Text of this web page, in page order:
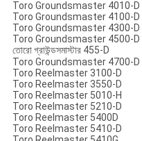
Toro Groundsmaster 4010-D
Toro Groundsmaster 4100-D
Toro Groundsmaster 4300-D
Toro Groundsmaster 4500-D
তোরো গ্রাউন্ডসমাস্টার 455-D
Toro Groundsmaster 4700-D
Toro Reelmaster 3100-D
Toro Reelmaster 3550-D
Toro Reelmaster 5010-H
Toro Reelmaster 5210-D
Toro Reelmaster 5400D
Toro Reelmaster 5410-D